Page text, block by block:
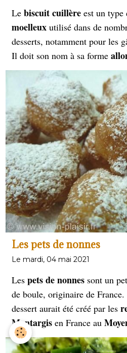
Le biscuitcuillère est un type
moelleux utilisé dans de
desserts, notamment pour les
Il doit son nom à sa forme
incurvée, qui rappelle la
biscuit est cuit au four à une
basse pour éviter qu'il ne
cuillère est souvent utilisé
dessertsqui acheminent un
légère ou légèrement
Les pets de nonnes
Le mardi, 04 mai 2021
Les pets de nonnes sont un
de boule, originaire de
dessert aurait été créé par les
Montargis en France au
préparaient pour leur propre